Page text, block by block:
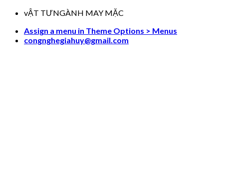
Skip
content
vẬT TƯNGÀNH MAY MẶC
Assign a menu in Theme Options > Menus
congnghegiahuy@gmail.com